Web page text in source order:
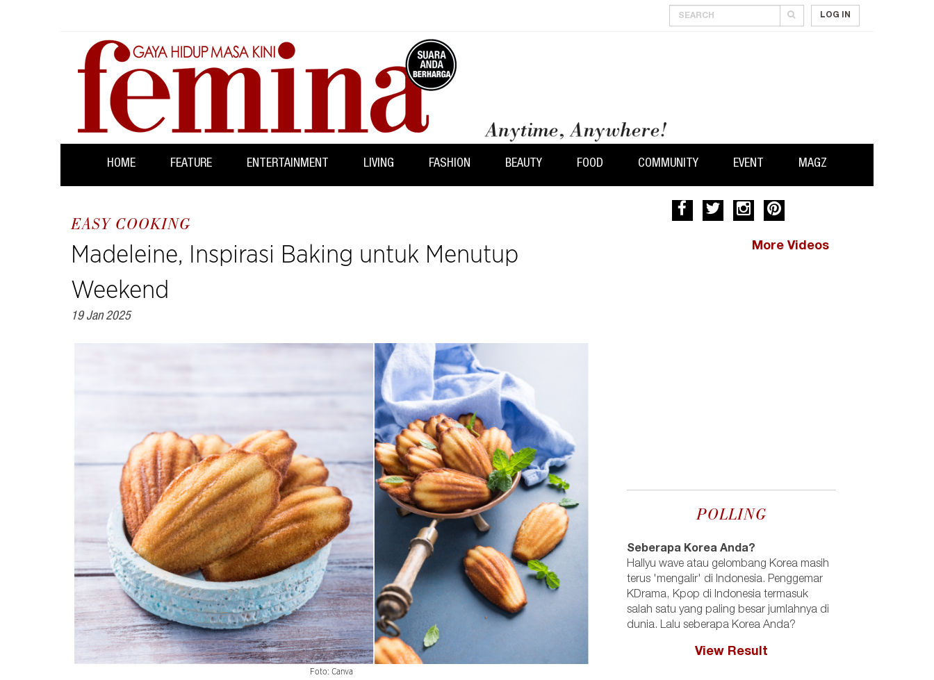
LOG IN
HOME FEATURE ENTERTAINMENT LIVING FASHION BEAUTY FOOD COMMUNITY EVENT MAGZ
EASY COOKING
Madeleine, Inspirasi Baking untuk Menutup
Weekend
19 Jan 2025
Foto: Canva
More Videos
POLLING
Seberapa Korea Anda?
Hallyu wave atau gelombang Korea masih
terus 'mengalir' di Indonesia. Penggemar
KDrama, Kpop di Indonesia termasuk
salah satu yang paling besar jumlahnya di
dunia. Lalu seberapa Korea Anda?
View Result